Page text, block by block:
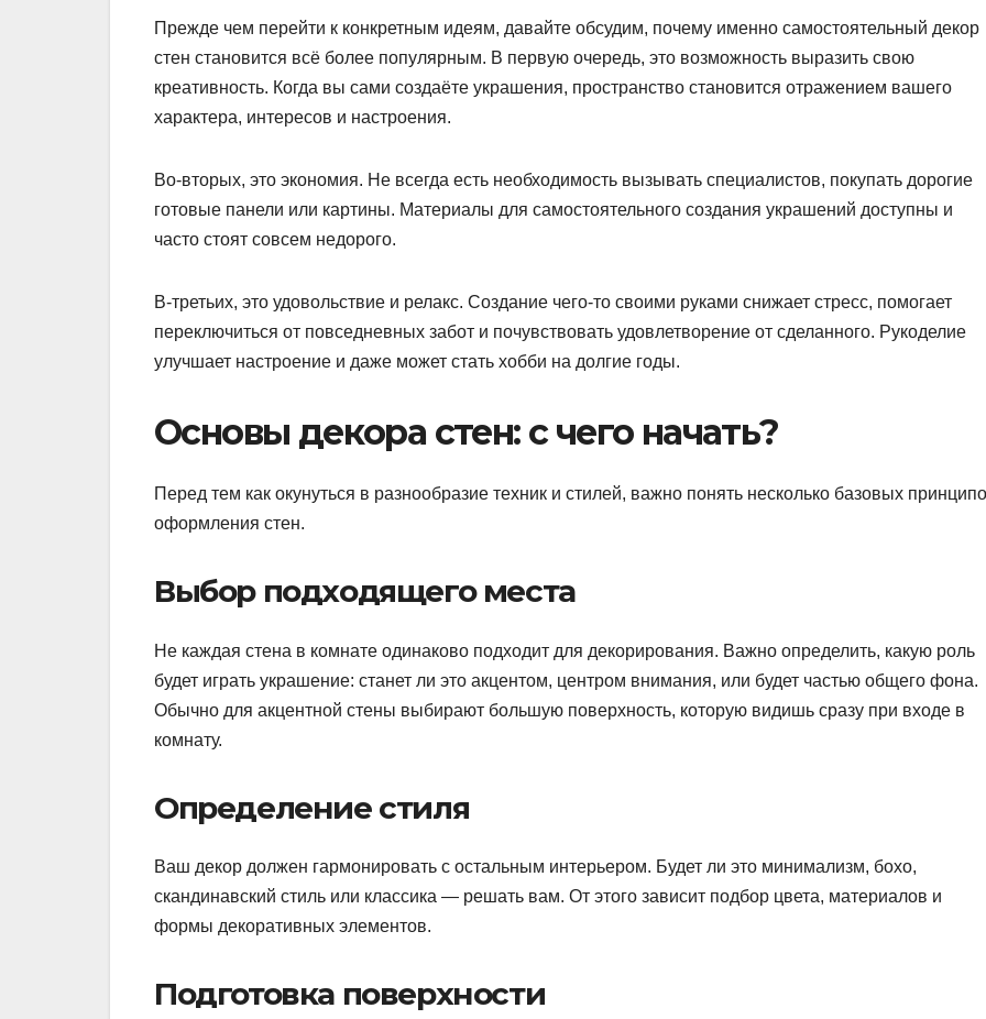
Прежде чем перейти к конкретным идеям, давайте обсудим, почему именно самостоятельный декор
стен становится всё более популярным. В первую очередь, это возможность выразить свою
креативность. Когда вы сами создаёте украшения, пространство становится отражением вашего
характера, интересов и настроения.
Во-вторых, это экономия. Не всегда есть необходимость вызывать специалистов, покупать дорогие
готовые панели или картины. Материалы для самостоятельного создания украшений доступны и
часто стоят совсем недорого.
В-третьих, это удовольствие и релакс. Создание чего-то своими руками снижает стресс, помогает
переключиться от повседневных забот и почувствовать удовлетворение от сделанного. Рукоделие
улучшает настроение и даже может стать хобби на долгие годы.
Основы декора стен: с чего начать?
Перед тем как окунуться в разнообразие техник и стилей, важно понять несколько базовых
оформления стен.
Выбор подходящего места
Не каждая стена в комнате одинаково подходит для декорирования. Важно определить, какую роль
будет играть украшение: станет ли это акцентом, центром внимания, или будет частью общего фона.
Обычно для акцентной стены выбирают большую поверхность, которую видишь сразу при входе в
комнату.
Определение стиля
Ваш декор должен гармонировать с остальным интерьером. Будет ли это минимализм, бохо,
скандинавский стиль или классика — решать вам. От этого зависит подбор цвета, материалов и
формы декоративных элементов.
Подготовка поверхности